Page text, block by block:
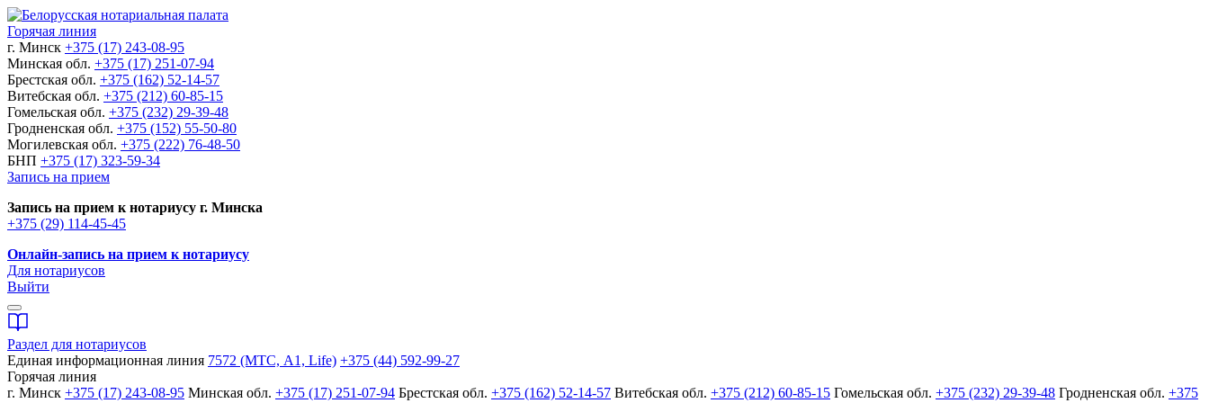
Горячая линия
г. Минск +375 (17) 243-08-95
Минская обл. +375 (17) 251-07-94
Брестская обл. +375 (162) 52-14-57
Витебская обл. +375 (212) 60-85-15
Гомельская обл. +375 (232) 29-39-48
Гродненская обл. +375 (152) 55-50-80
Могилевская обл. +375 (222) 76-48-50
БНП +375 (17) 323-59-34
Запись на прием
Запись на прием к нотариусу г. Минска
+375 (29) 114-45-45
Онлайн-запись на прием к нотариусу
Для нотариусов
Выйти
Раздел для нотариусов
Единая информационная линия 7572 (МТС, A1, Life) +375 (44) 592-99-27
Горячая линия
г. Минск +375 (17) 243-08-95 Минская обл. +375 (17) 251-07-94 Брестская обл. +375 (162) 52-14-57 Витебская обл. +375 (212) 60-85-15 Гомельская обл. +375 (232) 29-39-48 Гродненская обл. +375